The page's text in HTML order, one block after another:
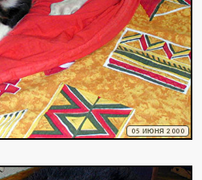
05 ИЮНЯ 2000